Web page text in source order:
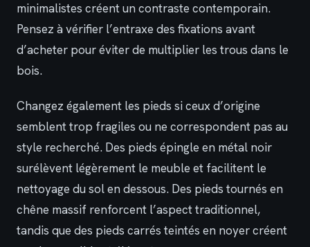
minimalistes créent un contraste contemporain.
Pensez à vérifier l’entraxe des fixations avant
d’acheter pour éviter de multiplier les trous dans le
bois.
Changez également les pieds si ceux d’origine
semblent trop fragiles ou ne correspondent pas au
style recherché. Des pieds épingle en métal noir
surélèvent légèrement le meuble et facilitent le
nettoyage du sol en dessous. Des pieds tournés en
chêne massif renforcent l’aspect traditionnel,
tandis que des pieds carrés teintés en noyer créent